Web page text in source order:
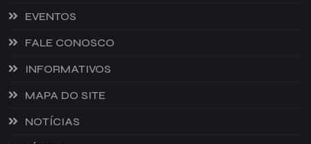
EVENTOS
FALE CONOSCO
INFORMATIVOS
MAPA DO SITE
NOTÍCIAS